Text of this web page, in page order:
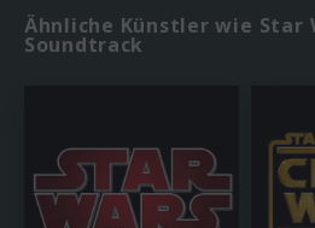
Ähnliche Künstler wie Star
Soundtrack